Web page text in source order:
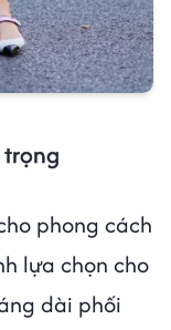
phong cách
lựa chọn cho
dài phối